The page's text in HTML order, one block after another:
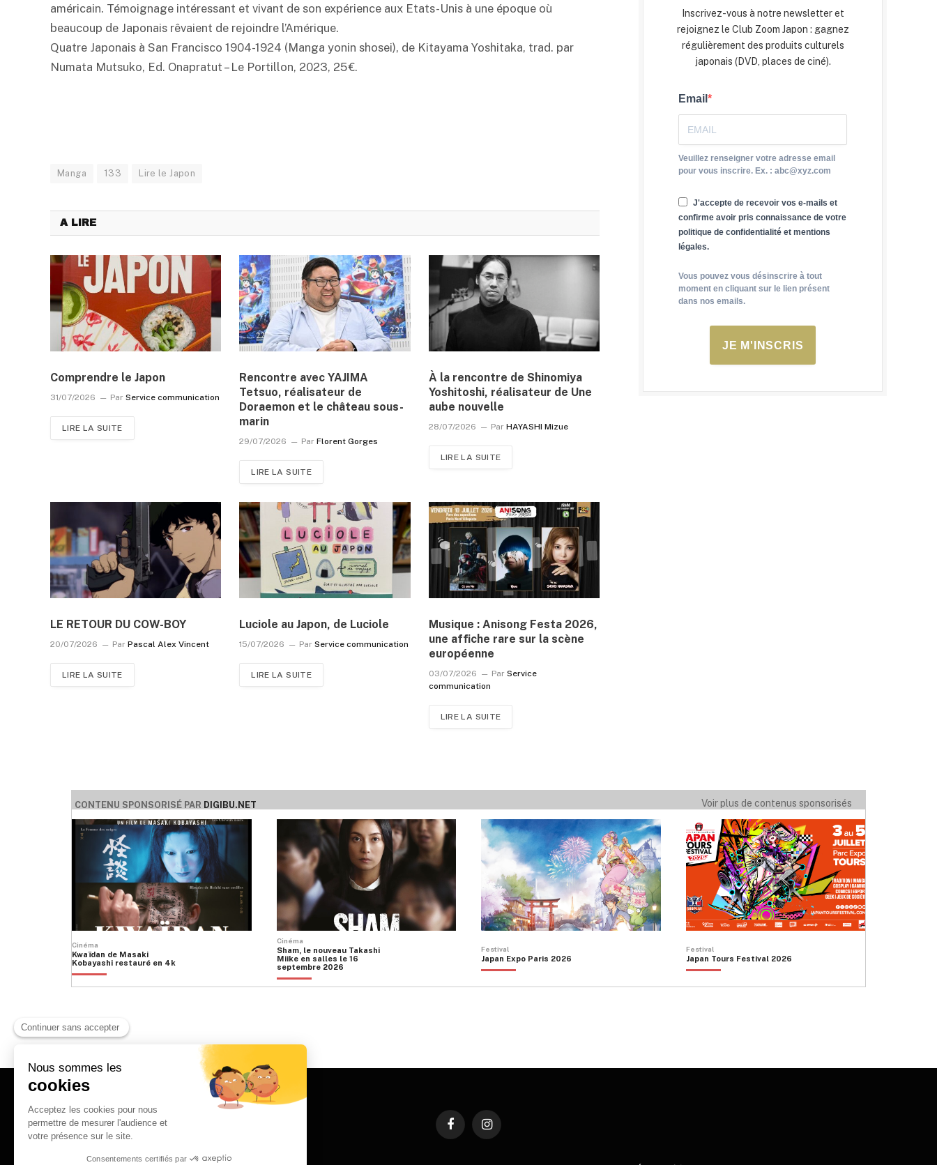
américain. Témoignage intéressant et vivant de son expérience aux Etats-Unis à une époque où
beaucoup de Japonais rêvaient de rejoindre l’Amérique.
Quatre Japonais à San Francisco 1904-1924 (Manga yonin shosei), de Kitayama Yoshitaka, trad. par
Numata Mutsuko, Ed. Onapratut – Le Portillon, 2023, 25 €.
Manga 133 Lire le Japon
A LIRE
Comprendre le Japon
31/07/2026 Par Service communication
LIRE LA SUITE
Rencontre avec YAJIMA
Tetsuo, réalisateur de
Doraemon et le château sous-
marin
29/07/2026 Par Florent Gorges
LIRE LA SUITE
À la rencontre de Shinomiya
Yoshitoshi, réalisateur de Une
aube nouvelle
28/07/2026 Par HAYASHI Mizue
LIRE LA SUITE
LE RETOUR DU COW-BOY
20/07/2026 Par Pascal Alex Vincent
LIRE LA SUITE
Luciole au Japon, de Luciole
15/07/2026 Par Service communication
LIRE LA SUITE
Musique : Anisong Festa 2026,
une affiche rare sur la scène
européenne
03/07/2026 Par Service
communication
LIRE LA SUITE
Inscrivez-vous à notre newsletter et
rejoignez le Club Zoom Japon : gagnez
régulièrement des produits culturels
japonais (DVD, places de ciné).
Email
Veuillez renseigner votre adresse email
pour vous inscrire. Ex. : abc@xyz.com
J'accepte de recevoir vos e-mails et
confirme avoir pris connaissance de votre
politique de confidentialité et mentions
légales.
Vous pouvez vous désinscrire à tout
moment en cliquant sur le lien présent
dans nos emails.
JE M'INSCRIS
CONTENU SPONSORISÉ PAR DIGIBU.NET Voir plus de contenus sponsorisés
Cinéma
Kwaïdan de Masaki
Kobayashi restauré en 4k
Cinéma
Sham, le nouveau Takashi
Miike en salles le 16
septembre 2026
Festival
Japan Expo Paris 2026
Festival
Japan Tours Festival 2026
FacebookInstagram